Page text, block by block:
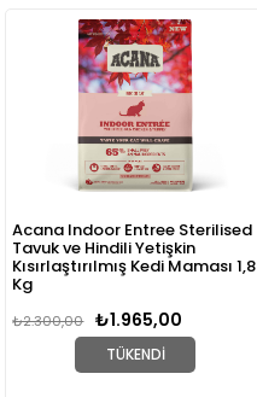
TÜKENDI
Acana Indoor Entree Sterilised
Tavuk ve Hindili Yetişkin
Kısırlaştırılmış Kedi Maması 1,8
Kg
₺1.965,00
₺2.300,00